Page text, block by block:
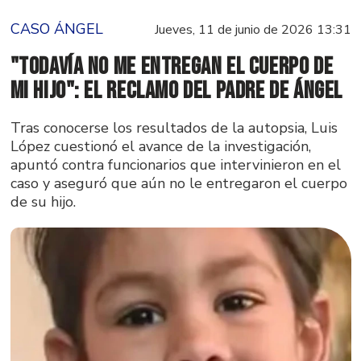
CASO ÁNGEL Jueves, 11 de junio de 2026 13:31
"Todavía no me entregan el cuerpo de
mi hijo": el reclamo del padre de Ángel
Tras conocerse los resultados de la autopsia, Luis
López cuestionó el avance de la investigación,
apuntó contra funcionarios que intervinieron en el
caso y aseguró que aún no le entregaron el cuerpo
de su hijo.